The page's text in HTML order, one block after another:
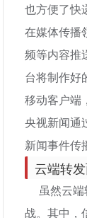
也方便了快
在媒体传播
频等内容推
台将制作好
移动客户端
央视新闻通
新闻事件传
云端转
虽然云端
战。其中，